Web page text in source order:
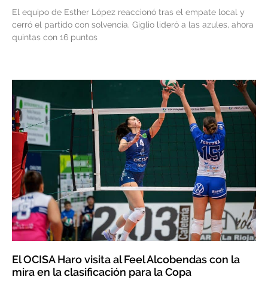
El equipo de Esther López reaccionó tras el empate local y
cerró el partido con solvencia. Giglio lideró a las azules, ahora
quintas con 16 puntos
El OCISA Haro visita al Feel Alcobendas con la
mira en la clasificación para la Copa